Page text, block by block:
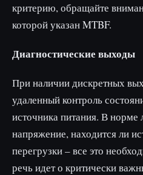
критерию, обращайте
которой указан MTBF.
Диагностические выходы
При наличии дискретных
удаленный контроль
источника питания. В норме
напряжение, находится ли
перегрузки – все это
речь идет о критически